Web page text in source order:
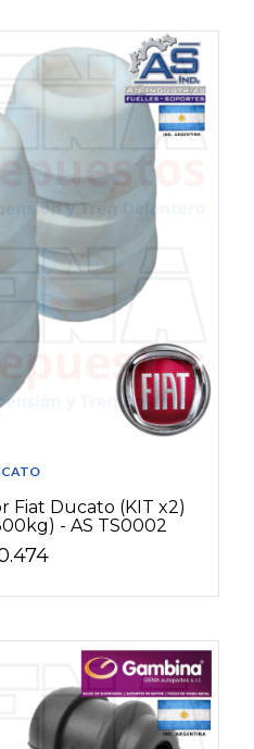
Fiat Ducato (KIT x2)
- AS TS0002